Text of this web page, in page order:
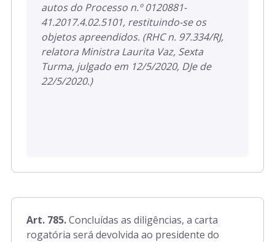
autos do Processo n.º 0120881-
41.2017.4.02.5101, restituindo-se os
objetos apreendidos. (RHC n. 97.334/RJ,
relatora Ministra Laurita Vaz, Sexta
Turma, julgado em 12/5/2020, DJe de
22/5/2020.)
Art. 785.Concluídas as diligências, a carta
rogatória será devolvida ao presidente do